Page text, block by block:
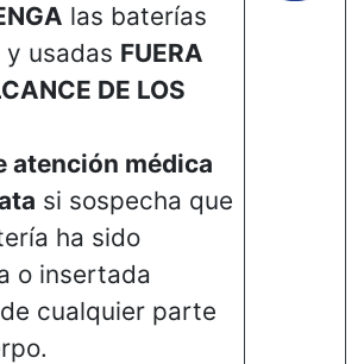
las baterías
y usadas FUERA
DE LOS
atención médica
si sospecha que
ha sido
o insertada
cualquier parte